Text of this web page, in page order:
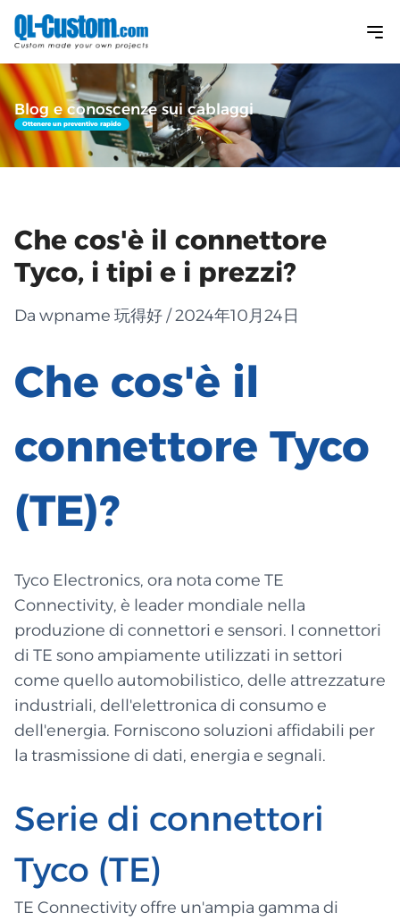
Blog e conoscenze sui cablaggi
Ottenere un preventivo rapido
Che cos'è il connettore
Tyco, i tipi e i prezzi?
Da wpname 玩得好 / 2024年10月24日
Che cos'è il
connettore Tyco
(TE)?
Tyco Electronics, ora nota come TE
Connectivity, è leader mondiale nella
produzione di connettori e sensori. I connettori
di TE sono ampiamente utilizzati in settori
come quello automobilistico, delle attrezzature
industriali, dell'elettronica di consumo e
dell'energia. Forniscono soluzioni affidabili per
la trasmissione di dati, energia e segnali.
Serie di connettori
Tyco (TE)
TE Connectivity offre un'ampia gamma di